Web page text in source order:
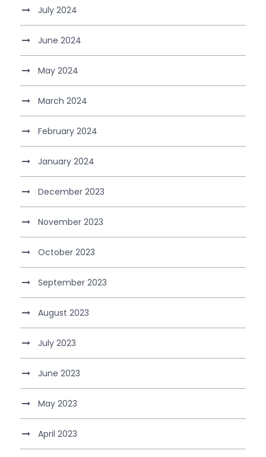
July 2024
June 2024
May 2024
March 2024
February 2024
January 2024
December 2023
November 2023
October 2023
September 2023
August 2023
July 2023
June 2023
May 2023
April 2023